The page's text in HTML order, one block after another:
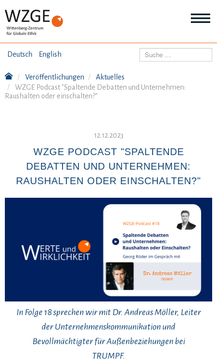
Deutsch English THEMEN
Suchen
Veröffentlichungen
Aktuelles
WZGE Podcast "Spaltende Debatten und Unternehmen:
Raushalten oder einschalten?"
12.12.2023
WZGE PODCAST "SPALTENDE
DEBATTEN UND UNTERNEHMEN:
RAUSHALTEN ODER EINSCHALTEN?"
In Folge 18 sprechen wir mit Dr. Andreas Möller, Leiter
der Unternehmenskommunikation und
Bevollmächtigter für Außenbeziehungen bei
TRUMPF.